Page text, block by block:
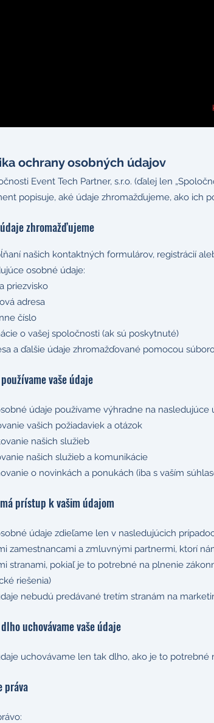
ochrany osobných údajov
Event Tech Partner, s.r.o. (ďalej len
popisuje, aké údaje zhromažďujeme, ako ich
zhromažďujeme
našich kontaktných formulárov, registrácií
osobné údaje:
priezvisko
adresa
číslo
o vašej spoločnosti (ak sú poskytnuté)
a ďalšie údaje zhromažďované pomocou
vaše údaje
údaje používame výhradne na nasledujúce
vašich požiadaviek a otázok
našich služieb
našich služieb a komunikácie
o novinkách a ponukách (iba s vaším
prístup k vašim údajom
údaje zdieľame len v nasledujúcich
zamestnancami a zmluvnými partnermi, ktorí
stranami, pokiaľ je to potrebné na plnenie
riešenia)
nebudú predávané tretím stranám na
uchovávame vaše údaje
uchovávame len tak dlho, ako je to
práva